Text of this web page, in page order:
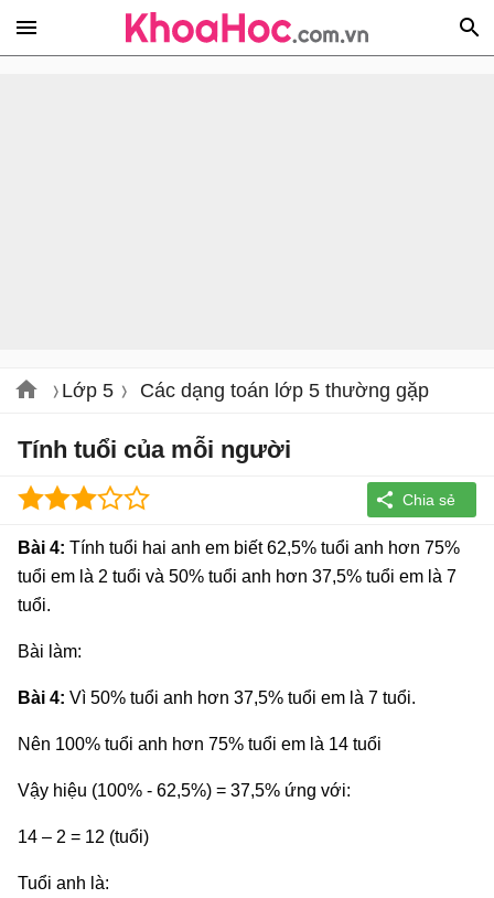
Lớp 5 Các dạng toán lớp 5 thường gặp
Tính tuổi của mỗi người
Bài 4: Tính tuổi hai anh em biết 62,5% tuổi anh hơn 75%
tuổi em là 2 tuổi và 50% tuổi anh hơn 37,5% tuổi em là 7
tuổi.
Bài làm:
Bài 4: Vì 50% tuổi anh hơn 37,5% tuổi em là 7 tuổi.
Nên 100% tuổi anh hơn 75% tuổi em là 14 tuổi
Vậy hiệu (100% - 62,5%) = 37,5% ứng với:
14 – 2 = 12 (tuổi)
Tuổi anh là: